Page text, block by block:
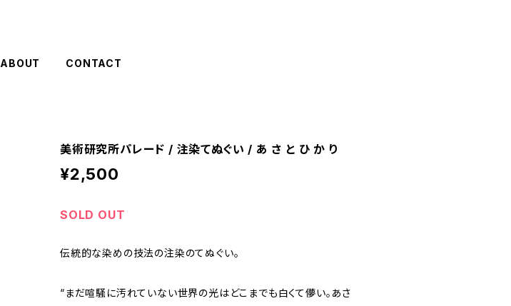
ABOUT CONTACT
美術研究所パレード / 注染てぬぐい / あ さ と ひ か り
¥2,500
SOLD OUT
伝統的な染めの技法の注染のてぬぐい。
“まだ喧騒に汚れていない世界の光はどこまでも白くて儚い。あさ